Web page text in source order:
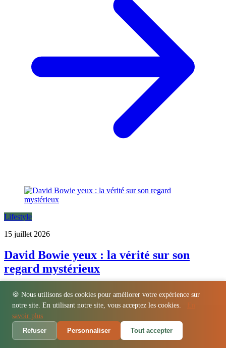
🍪 Nous utilisons des cookies pour améliorer votre expérience sur
notre site. En utilisant notre site, vous acceptez les cookies.
savoir plus
Refuser
Personnaliser Tout accepter
Lifestyle
15 juillet 2026
David Bowie yeux : la vérité sur son
regard mystérieux
Le regard hypnotique de David Bowie a fasciné des millions de fans
à travers le monde. Beaucoup pensaient que la star britannique
possédait des yeux vairons, c'est-à-dire de deux couleurs
différentes....
LIRE L'ARTICLE